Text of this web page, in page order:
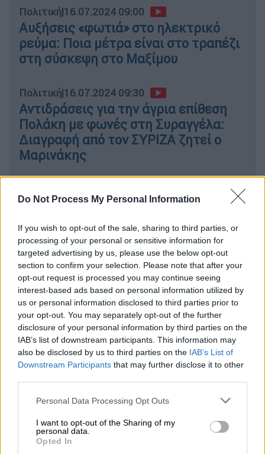
Do Not Process My Personal Information
If you wish to opt-out of the sale, sharing to third parties, or
processing of your personal or sensitive information for
targeted advertising by us, please use the below opt-out
section to confirm your selection. Please note that after your
opt-out request is processed you may continue seeing
interest-based ads based on personal information utilized by
us or personal information disclosed to third parties prior to
your opt-out. You may separately opt-out of the further
disclosure of your personal information by third parties on the
IAB’s list of downstream participants. This information may
also be disclosed by us to third parties on the IAB’s List of
Downstream Participants that may further disclose it to other
Please note that this website/app uses one or more Google
not limited to your visit or usage behaviour. You may click to
grant or deny consent to Google and its third-party tags to
use your data for below specified purposes in below Google
Personal Data Processing Opt Outs
I want to opt-out of the Sharing of my
personal data.
Opted In
Πολιτική|16.07.2024 09:00
Αυξήσεις «φωτιά» στο ηλεκτρικό
ρεύμα: Ποια μέτρα είναι στο τραπέζι
στη σύσκεψη στο Μαξίμου
Πολιτική|16.07.2024 09:30
Αντιδράσεις για την άγρια επίθεση
Πολάκη με φωνές στη Συραγγέλα:
Διαγραφή από τον ΣΥΡΙΖΑ ζητεί ο
Μαρινάκης
μεγαλύτερο σκάνδαλο της
μεταπολίτευσης»
Αν βγουν οι κουκούλες θα δούμε το
μεγαλύτερο σκάνδαλο της μεταπολίτευσης,
που είναι ένα κόμμα, ο ΣΥΡΙΖΑ ο οποίος
πάνω σε ένα σκάνδαλο δωροδοκίας γιατρών
θέλησε να κλείσει φυλακή τους πολιτικούς
αντιπάλους και στην πραγματικότητα να
θέσει σε κίνδυνο το ίδιο το πολίτευμα»,
τόνισε και συμπλήρωσε:
«Η προκαταρκτική επιτροπή κατέληξε ότι οι
μάρτυρες που κατέθεσαν στην Ελλάδα και
στην Αμερική, είναι κοινοί και αυτό
προκύπτει από τα έγγραφα.